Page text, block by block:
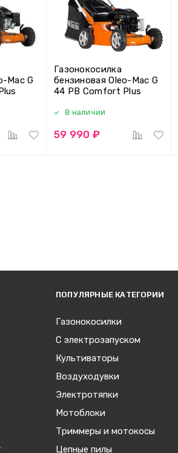
Mac G
Газонокосилка
бензиновая Oleo-Mac G
44 PB Comfort Plus
В наличии
59 990 ₽
ПОПУЛЯРНЫЕ КАТЕГОРИИ
Газонокосилки
С электрозапуском
Культиваторы
Воздуходувки
Электротяпки
Мотоблоки
Триммеры и мотокосы
Цепные пилы